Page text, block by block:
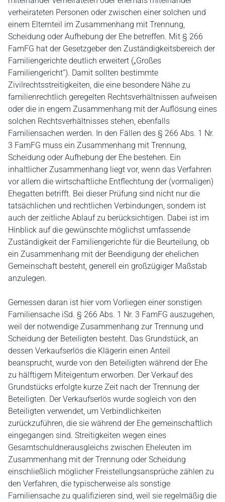
verheirateten Personen oder zwischen einer solchen und
einem Elternteil im Zusammenhang mit Trennung,
Scheidung oder Aufhebung der Ehe betreffen. Mit § 266
FamFG hat der Gesetzgeber den Zuständigkeitsbereich der
Familiengerichte deutlich erweitert („Großes
Familiengericht“). Damit sollten bestimmte
Zivilrechtsstreitigkeiten, die eine besondere Nähe zu
familienrechtlich geregelten Rechtsverhältnissen aufweisen
oder die in engem Zusammenhang mit der Auflösung eines
solchen Rechtsverhältnisses stehen, ebenfalls
Familiensachen werden. In den Fällen des § 266 Abs. 1 Nr.
3 FamFG muss ein Zusammenhang mit Trennung,
Scheidung oder Aufhebung der Ehe bestehen. Ein
inhaltlicher Zusammenhang liegt vor, wenn das Verfahren
vor allem die wirtschaftliche Entflechtung der (vormaligen)
Ehegatten betrifft. Bei dieser Prüfung sind nicht nur die
tatsächlichen und rechtlichen Verbindungen, sondern ist
auch der zeitliche Ablauf zu berücksichtigen. Dabei ist im
Hinblick auf die gewünschte möglichst umfassende
Zuständigkeit der Familiengerichte für die Beurteilung, ob
ein Zusammenhang mit der Beendigung der ehelichen
Gemeinschaft besteht, generell ein großzügiger Maßstab
anzulegen.
Gemessen daran ist hier vom Vorliegen einer sonstigen
Familiensache iSd. § 266 Abs. 1 Nr. 3 FamFG auszugehen,
weil der notwendige Zusammenhang zur Trennung und
Scheidung der Beteiligten besteht. Das Grundstück, an
dessen Verkaufserlös die Klägerin einen Anteil
beansprucht, wurde von den Beteiligten während der Ehe
zu hälftigem Miteigentum erworben. Der Verkauf des
Grundstücks erfolgte kurze Zeit nach der Trennung der
Beteiligten. Der Verkaufserlös wurde sogleich von den
Beteiligten verwendet, um Verbindlichkeiten
zurückzuführen, die sie während der Ehe gemeinschaftlich
eingegangen sind. Streitigkeiten wegen eines
Gesamtschuldnerausgleichs zwischen Eheleuten im
Zusammenhang mit der Trennung oder Scheidung
einschließlich möglicher Freistellungsansprüche zählen zu
den Verfahren, die typischerweise als sonstige
Familiensache zu qualifizieren sind, weil sie regelmäßig die